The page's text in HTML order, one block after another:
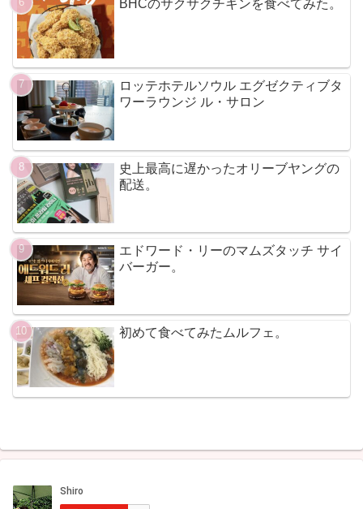
BHCのサクサクチキンを食べてみた。
ロッテホテルソウル エグゼクティブタ
ワーラウンジ ル・サロン
史上最高に遅かったオリーブヤングの
配送。
エドワード・リーのマムズタッチ サイ
バーガー。
初めて食べてみたムルフェ。